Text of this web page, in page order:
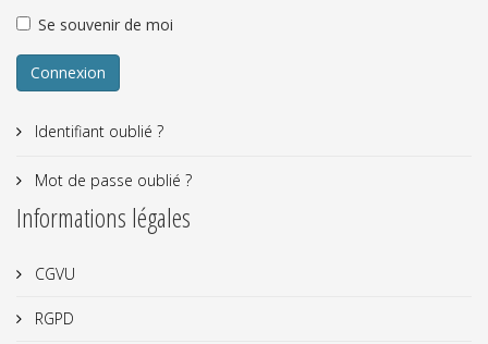
Se souvenir de moi
Connexion
Identifiant oublié ?
Mot de passe oublié ?
Informations légales
CGVU
RGPD